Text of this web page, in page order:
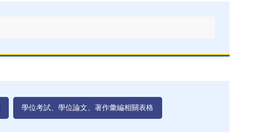
學位考試、學位論文、著作彙編相關表格